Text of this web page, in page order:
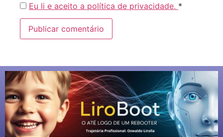
Eu li e aceito a política de privacidade. *